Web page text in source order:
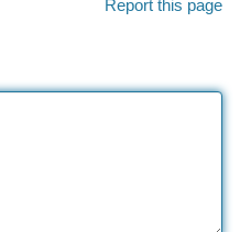
Report this page